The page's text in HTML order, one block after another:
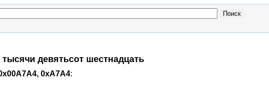
девятьсот шестнадцать
0xA7A4: